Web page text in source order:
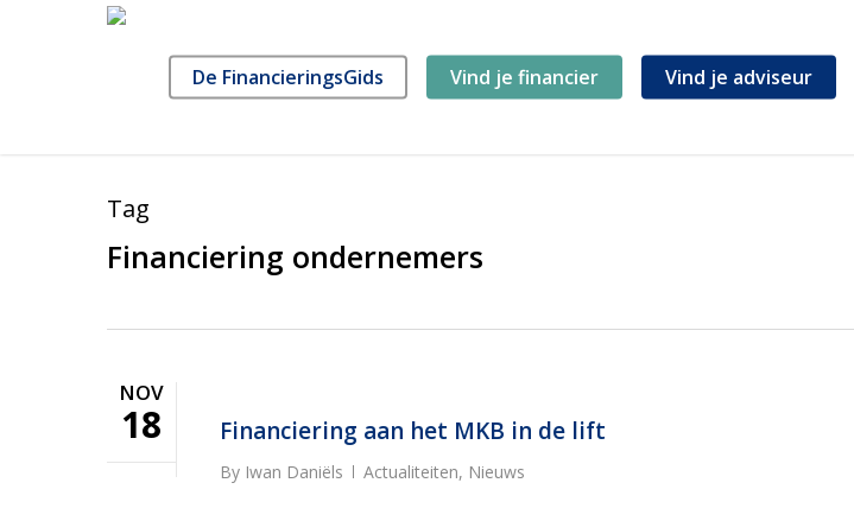
De FinancieringsGids Vind je financier Vind je adviseur
Tag
Financiering ondernemers
NOV
18 Financiering aan het MKB in de lift
By Iwan Daniëls Actualiteiten, Nieuws